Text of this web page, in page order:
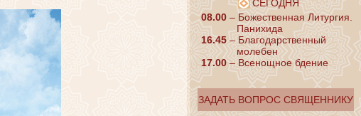
СЕГОДНЯ
08.00 – Божественная Литургия.
Панихида
16.45– Благодарственный
молебен
17.00– Всенощное бдение
ЗАДАТЬ ВОПРОС СВЯЩЕННИКУ